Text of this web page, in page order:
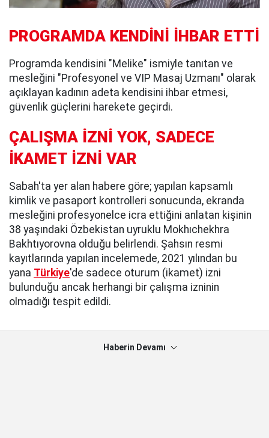
PROGRAMDA KENDİNİ İHBAR ETTİ
Programda kendisini "Melike" ismiyle tanıtan ve
mesleğini "Profesyonel ve VIP Masaj Uzmanı" olarak
açıklayan kadının adeta kendisini ihbar etmesi,
güvenlik güçlerini harekete geçirdi.
ÇALIŞMA İZNİ YOK, SADECE
İKAMET İZNİ VAR
Sabah'ta yer alan habere göre; yapılan kapsamlı
kimlik ve pasaport kontrolleri sonucunda, ekranda
mesleğini profesyonelce icra ettiğini anlatan kişinin
38 yaşındaki Özbekistan uyruklu Mokhıchekhra
Bakhtıyorovna olduğu belirlendi. Şahsın resmi
kayıtlarında yapılan incelemede, 2021 yılından bu
yana Türkiye'de sadece oturum (ikamet) izni
bulunduğu ancak herhangi bir çalışma izninin
olmadığı tespit edildi.
Haberin Devamı